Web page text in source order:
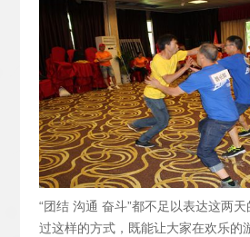
“团结 沟通 奋斗”都不足以表达这两
过这样的方式，既能让大家在欢乐的